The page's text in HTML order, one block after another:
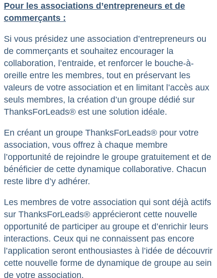
Pour les associations d’entrepreneurs et de
commerçants :
Si vous présidez une association d’entrepreneurs ou
de commerçants et souhaitez encourager la
collaboration, l’entraide, et renforcer le bouche-à-
oreille entre les membres, tout en préservant les
valeurs de votre association et en limitant l’accès aux
seuls membres, la création d’un groupe dédié sur
ThanksForLeads® est une solution idéale.
En créant un groupe ThanksForLeads® pour votre
association, vous offrez à chaque membre
l’opportunité de rejoindre le groupe gratuitement et de
bénéficier de cette dynamique collaborative. Chacun
reste libre d’y adhérer.
Les membres de votre association qui sont déjà actifs
sur ThanksForLeads® apprécieront cette nouvelle
opportunité de participer au groupe et d’enrichir leurs
interactions. Ceux qui ne connaissent pas encore
l’application seront enthousiastes à l’idée de découvrir
cette nouvelle forme de dynamique de groupe au sein
de votre association.